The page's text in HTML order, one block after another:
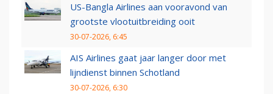
US-Bangla Airlines aan vooravond van
grootste vlootuitbreiding ooit
30-07-2026, 6:45
AIS Airlines gaat jaar langer door met
lijndienst binnen Schotland
30-07-2026, 6:30